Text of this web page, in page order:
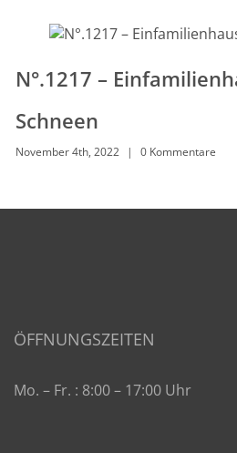
N°.1217 –
Schneen
November 4th, 2022 | 0 Kommentare
ÖFFNUNGSZEITEN
Mo. – Fr. : 8:00 – 17:00 Uhr